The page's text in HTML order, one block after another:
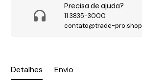
Detalhes Envio
Precisa de ajuda?
11 3835-3000
contato@trade-pro.shop